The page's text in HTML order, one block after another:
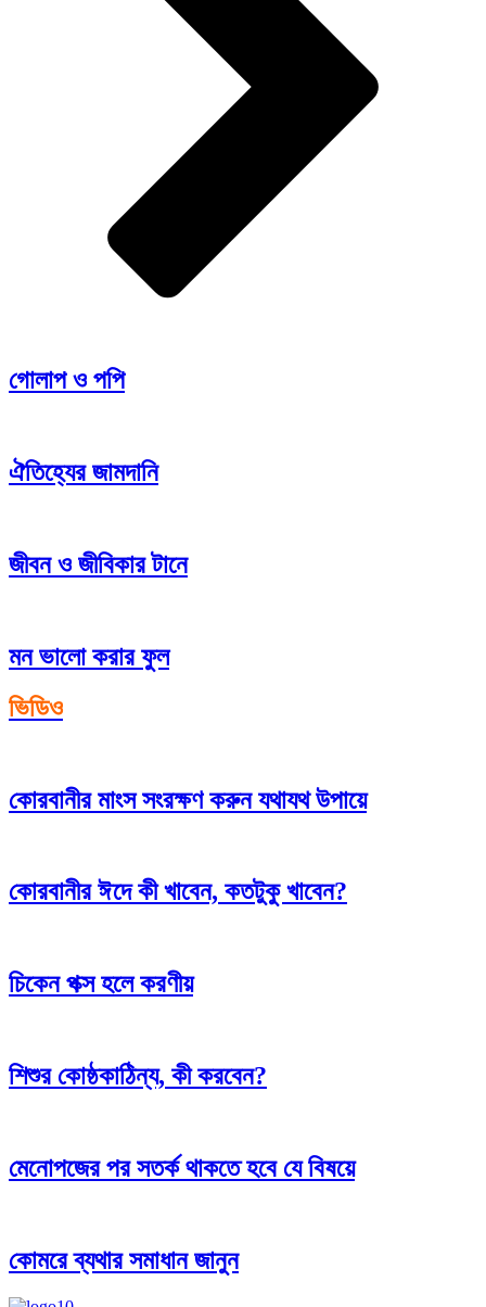
গোলাপ ও পপি
ঐতিহ্যের জামদানি
জীবন ও জীবিকার টানে
মন ভালো করার ফুল
ভিডিও
কোরবানীর মাংস সংরক্ষণ করুন যথাযথ উপায়ে
কোরবানীর ঈদে কী খাবেন, কতটুকু খাবেন?
চিকেন পক্স হলে করণীয়
শিশুর কোষ্ঠকাঠিন্য, কী করবেন?
মেনোপজের পর সতর্ক থাকতে হবে যে বিষয়ে
কোমরে ব্যথার সমাধান জানুন